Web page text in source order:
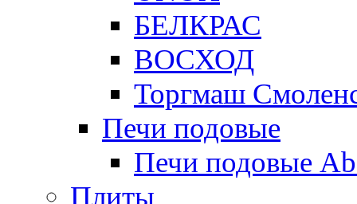
БЕЛКРАС
ВОСХОД
Торгмаш
Печи подовые
Печи подовые
Плиты